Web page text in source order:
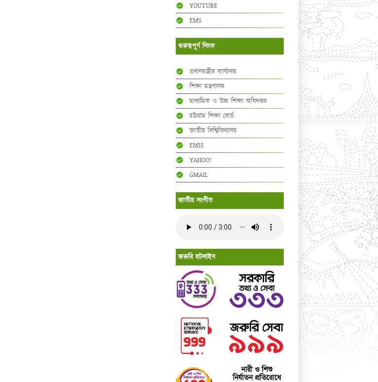
YOUTUBE
EMS
গুরুত্বপূর্ণ লিংক
প্রধানমন্ত্রীর কার্যালয়
শিক্ষা মন্ত্রণালয়
মাধ্যমিক ও উচ্চ শিক্ষা অধিদপ্তর
চট্টগ্রাম শিক্ষা বোর্ড
জাতীয় বিশ্বিবিদ্যালয়
EMIS
YAHOO!
GMAIL
জাতীয় সংগীত
জরুরি হটলাইন